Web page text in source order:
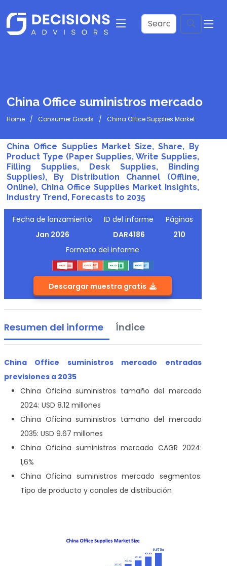
China Office suministros mercado
Home Consumer Goods China Office Supplies Market
China Office Supplies Market Size, Share, By
Product Type (Paper Supplies, Write Supplies,
Filling Supplies, Desk Supplies, Binding
Supplies), By Distribution Channel (Offline,
Online), China Office Supplies Market Insights,
Industry Trend, Forecasts to 2035
Fecha de lanzamiento
Jan 2026
ID del informe
DAR4186
Páginas
210
Formato del informe
Descargar muestra gratis
Resumen del informe Índice
China Office suministros mercado entradas
previsiones a 2035
China Oficina suministros tamaño del mercado
2024: USD 8.12 millones
China Oficina suministros tamaño del mercado
2035: USD 9.67 millones
China Oficina suministros mercado CAGR 2024:
1,6%
China Oficina suministros mercado segmentos:
Tipo de producto y canales de distribución